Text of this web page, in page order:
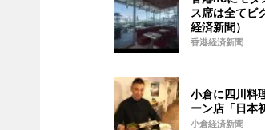
ス席は全てビ
経済新聞）
香港経済新聞
小倉に四川料
ーン店「日本
小倉経済新聞